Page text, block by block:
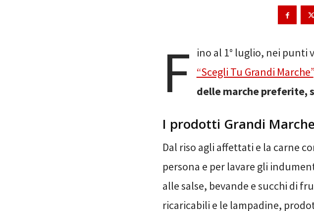
F ino al 1° luglio, nei punti
“Scegli Tu Grandi Marche”
delle marche preferite,
I prodotti Grandi
Dal riso agli affettati e la carne
persona e per lavare gli
alle salse, bevande e succhi di
ricaricabili e le lampadine,